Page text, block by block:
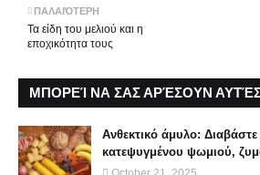
ΠΑΛΑΙΌΤΕΡΗ
Τα είδη του μελιού και η
εποχικότητα τους
ΜΠΟΡΕΊ ΝΑ ΣΑΣ ΑΡΈΣΟΥΝ
Ανθεκτικό άμυλο: Διαβάστε
κατεψυγμένου ψωμιού,